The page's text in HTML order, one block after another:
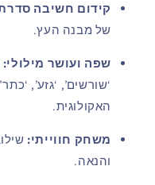
קידום חשיבה
של מבנה העץ.
שפה ועושר מילולי:
‘שורשים’, ‘גזע’,
האקולוגית.
משחק חווייתי:
והנאה.